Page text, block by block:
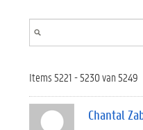
Items 5221 - 5230 van 5249
Chantal